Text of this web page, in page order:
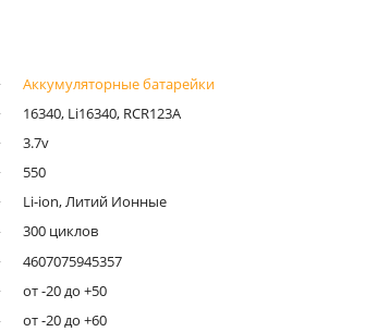
Аккумуляторные батарейки
16340, Li16340, RCR123A
3.7v
550
Li-ion, Литий Ионные
300 циклов
4607075945357
от -20 до +50
от -20 до +60